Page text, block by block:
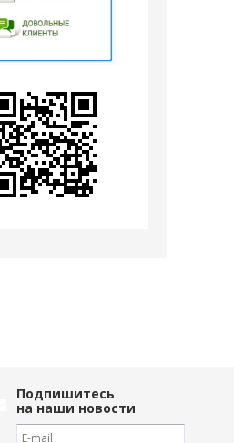
Подпишитесь
на наши новости